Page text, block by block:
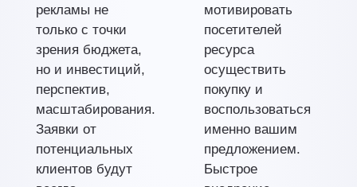
рекламы не
только с точки
зрения бюджета,
но и инвестиций,
перспектив,
масштабирования.
Заявки от
потенциальных
клиентов будут
мотивировать
посетителей
ресурса
осуществить
покупку и
воспользоваться
именно вашим
предложением.
Быстрое